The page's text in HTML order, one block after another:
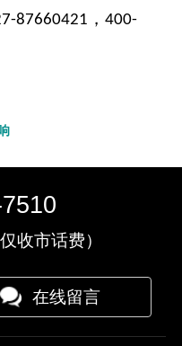
87660421 ， 400-
收市话费）
在线留言